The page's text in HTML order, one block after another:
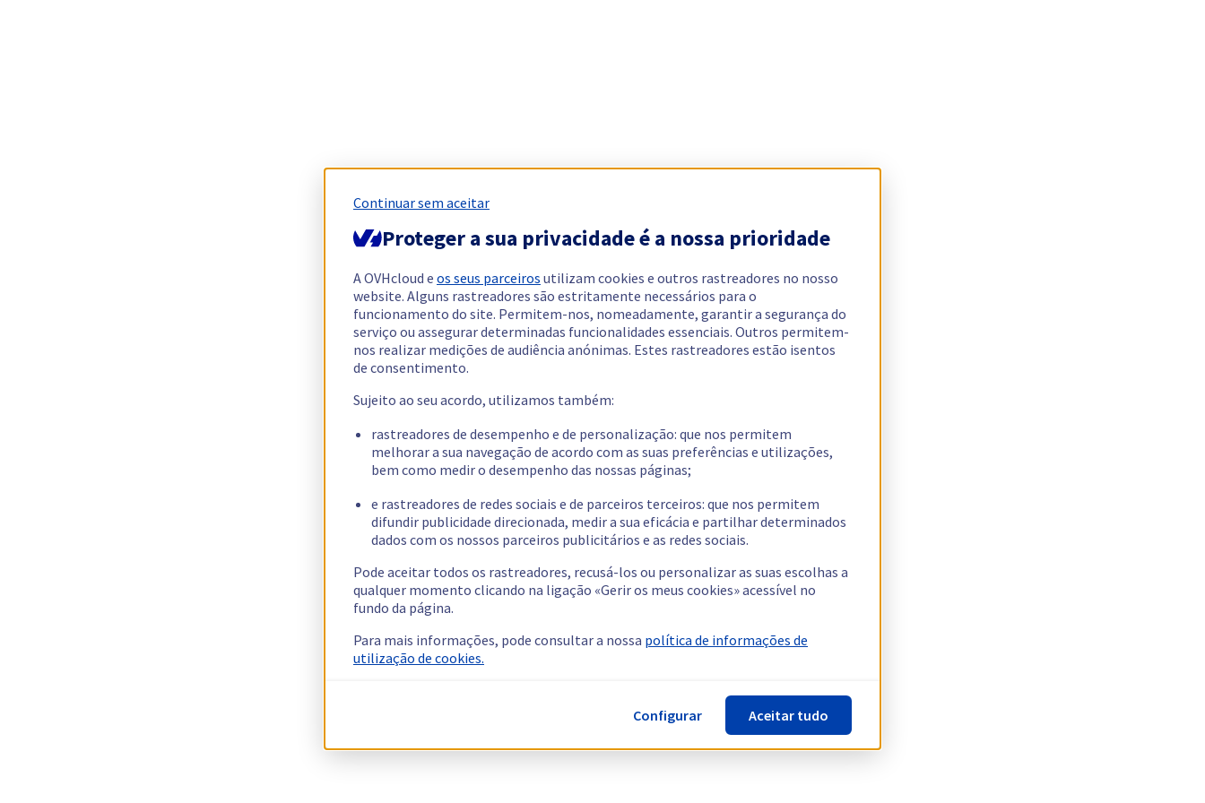
Continuar sem aceitar
Proteger a sua privacidade é a nossa prioridade
A OVHcloud e os seus parceiros utilizam cookies e outros rastreadores no nosso
website. Alguns rastreadores são estritamente necessários para o
funcionamento do site. Permitem-nos, nomeadamente, garantir a segurança do
serviço ou assegurar determinadas funcionalidades essenciais. Outros permitem-
nos realizar medições de audiência anónimas. Estes rastreadores estão isentos
de consentimento.
Sujeito ao seu acordo, utilizamos também:
rastreadores de desempenho e de personalização: que nos permitem
melhorar a sua navegação de acordo com as suas preferências e utilizações,
bem como medir o desempenho das nossas páginas;
e rastreadores de redes sociais e de parceiros terceiros: que nos permitem
difundir publicidade direcionada, medir a sua eficácia e partilhar determinados
dados com os nossos parceiros publicitários e as redes sociais.
Pode aceitar todos os rastreadores, recusá-los ou personalizar as suas escolhas a
qualquer momento clicando na ligação «Gerir os meus cookies» acessível no
fundo da página.
Para mais informações, pode consultar a nossa política de informações de
utilização de cookies.
Configurar Aceitar tudo